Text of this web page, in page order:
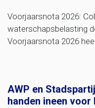
Voorjaarsnota 2026:
waterschapsbelasting
Voorjaarsnota 2026
AWP en
handen ineen